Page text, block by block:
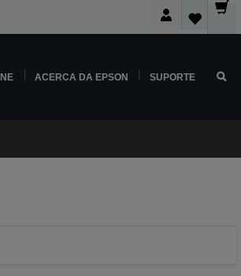
ACERCA DA EPSON SUPORTE